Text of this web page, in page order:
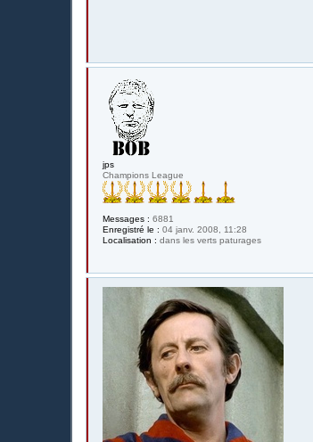
jps
Champions League
Messages : 6881
Enregistré le : 04 janv. 2008, 11:28
Localisation : dans les verts paturages